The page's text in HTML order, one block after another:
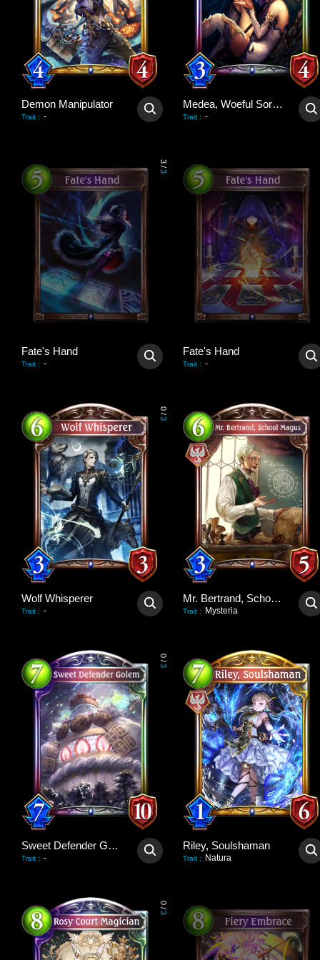
Demon Manipulator
Trait : -
Medea, Woeful Sorceress
Trait : -
3
/
3
Fate's Hand
Trait : -
Fate's Hand
Trait : -
0
/
3
Wolf Whisperer
Trait : -
Mr. Bertrand, School Magus
Trait : Mysteria
0
/
3
Sweet Defender Golem
Trait : -
Riley, Soulshaman
Trait : Natura
0
/
3